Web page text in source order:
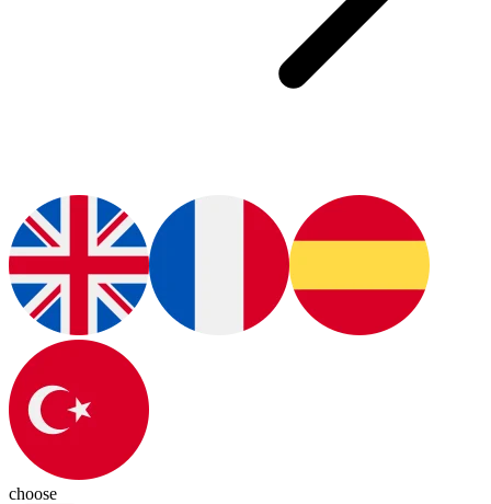
choose